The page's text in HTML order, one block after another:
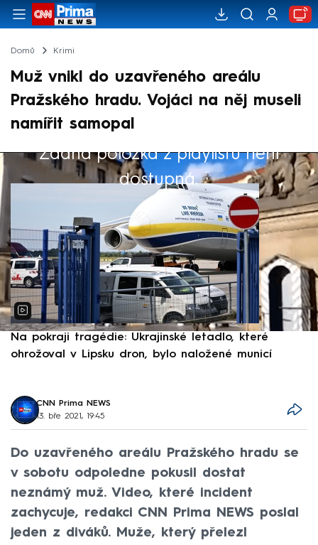
Domů Krimi
Muž vnikl do uzavřeného areálu
Pražského hradu. Vojáci na něj museli
namířit samopal
Žádná položka z playlistu není
dostupná.
Výběr redakce
Na pokraji tragédie: Ukrajinské letadlo, které
ohrožoval v Lipsku dron, bylo naložené municí
CNN Prima NEWS
13. bře 2021, 19:45
Do uzavřeného areálu Pražského hradu se
v sobotu odpoledne pokusil dostat
neznámý muž. Video, které incident
zachycuje, redakci CNN Prima NEWS poslal
jeden z diváků. Muže, který přelezl